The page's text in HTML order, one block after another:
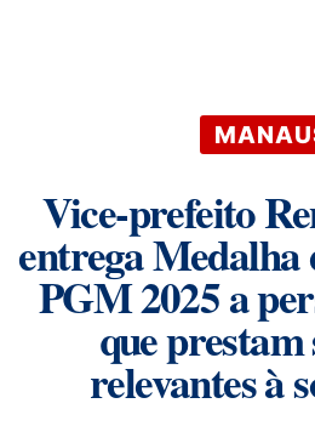
Vice-prefeito
entrega
PGM 2025 a
que
relevantes à